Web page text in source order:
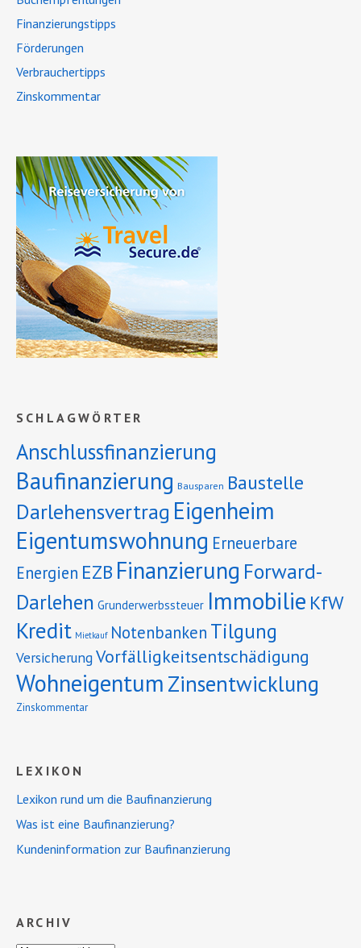
Finanzierungstipps
Förderungen
Verbrauchertipps
Zinskommentar
SCHLAGWÖRTER
Anschlussfinanzierung
Baufinanzierung Bausparen Baustelle
Darlehensvertrag Eigenheim
Eigentumswohnung Erneuerbare
Energien EZB Finanzierung Forward-
Darlehen Grunderwerbssteuer Immobilie KfW
Kredit Mietkauf Notenbanken Tilgung
VersicherungVorfälligkeitsentschädigung
Wohneigentum Zinsentwicklung
Zinskommentar
LEXIKON
Lexikon rund um die Baufinanzierung
Was ist eine Baufinanzierung?
Kundeninformation zur Baufinanzierung
ARCHIV